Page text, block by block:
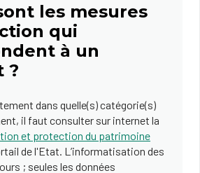
les mesures
qui
à un
?
dans quelle(s) catégorie(s)
il faut consulter sur internet la
et protection du patrimoine
de l'Etat. L’informatisation des
; seules les données